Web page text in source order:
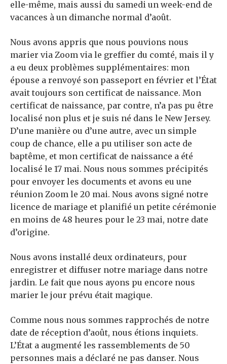
elle-même, mais aussi du samedi un week-end de
vacances à un dimanche normal d’août.
Nous avons appris que nous pouvions nous
marier via Zoom via le greffier du comté, mais il y
a eu deux problèmes supplémentaires: mon
épouse a renvoyé son passeport en février et l’État
avait toujours son certificat de naissance. Mon
certificat de naissance, par contre, n’a pas pu être
localisé non plus et je suis né dans le New Jersey.
D’une manière ou d’une autre, avec un simple
coup de chance, elle a pu utiliser son acte de
baptême, et mon certificat de naissance a été
localisé le 17 mai. Nous nous sommes précipités
pour envoyer les documents et avons eu une
réunion Zoom le 20 mai. Nous avons signé notre
licence de mariage et planifié un petite cérémonie
en moins de 48 heures pour le 23 mai, notre date
d’origine.
Nous avons installé deux ordinateurs, pour
enregistrer et diffuser notre mariage dans notre
jardin. Le fait que nous ayons pu encore nous
marier le jour prévu était magique.
Comme nous nous sommes rapprochés de notre
date de réception d’août, nous étions inquiets.
L’État a augmenté les rassemblements de 50
personnes mais a déclaré ne pas danser. Nous